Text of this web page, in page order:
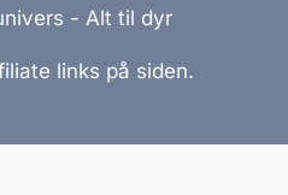
- Alt til dyr
links på siden.